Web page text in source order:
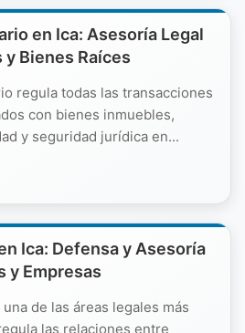
en Ica: Asesoría Legal
Bienes Raíces
regula todas las transacciones
con bienes inmuebles,
y seguridad jurídica en...
Ica: Defensa y Asesoría
y Empresas
de las áreas legales más
las relaciones entre